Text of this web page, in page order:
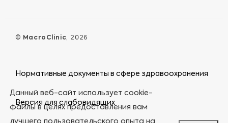
© MacroClinic, 2026
Нормативные документы в сфере здравоохранения
Версия для слабовидящих
Данный веб-сайт использует cookie-
файлы в целях предоставления вам
лучшего пользовательского опыта на